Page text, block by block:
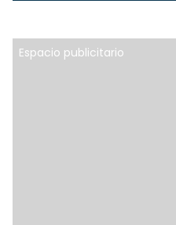
Espacio publicitario